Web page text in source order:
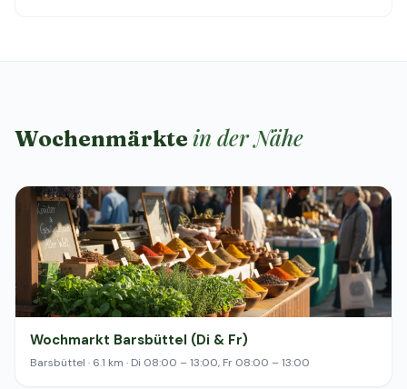
Wochenmärkte in der Nähe
Wochmarkt Barsbüttel (Di & Fr)
Barsbüttel · 6.1 km · Di 08:00 – 13:00, Fr 08:00 – 13:00